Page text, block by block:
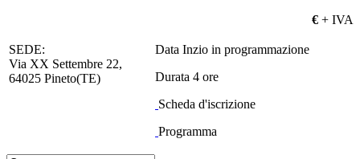
€ + IVA
SEDE:
Via XX Settembre 22,
64025 Pineto(TE)
Data Inzio in programmazione
Durata 4 ore
Scheda d'iscrizione
Programma